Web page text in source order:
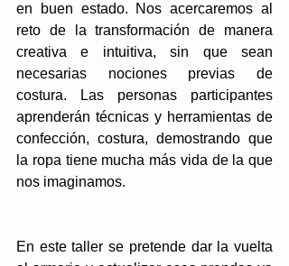
en buen estado. Nos acercaremos al
reto de la transformación de manera
creativa e intuitiva, sin que sean
necesarias nociones previas de
costura. Las personas participantes
aprenderán técnicas y herramientas de
confección, costura, demostrando que
la ropa tiene mucha más vida de la que
nos imaginamos.
En este taller se pretende dar la vuelta